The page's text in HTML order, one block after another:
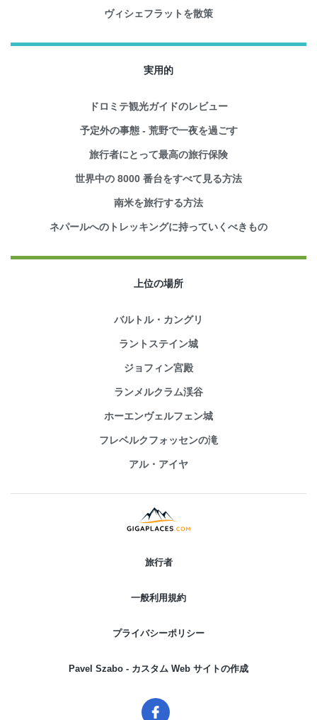
ヴィシェフラットを散策
実用的
ドロミテ観光ガイドのレビュー
予定外の事態 - 荒野で一夜を過ごす
旅行者にとって最高の旅行保険
世界中の 8000 番台をすべて見る方法
南米を旅行する方法
ネパールへのトレッキングに持っていくべきもの
上位の場所
バルトル・カングリ
ラントステイン城
ジョフィン宮殿
ランメルクラム渓谷
ホーエンヴェルフェン城
フレベルクフォッセンの滝
アル・アイヤ
旅行者
一般利用規約
プライバシーポリシー
Pavel Szabo - カスタム Web サイトの作成